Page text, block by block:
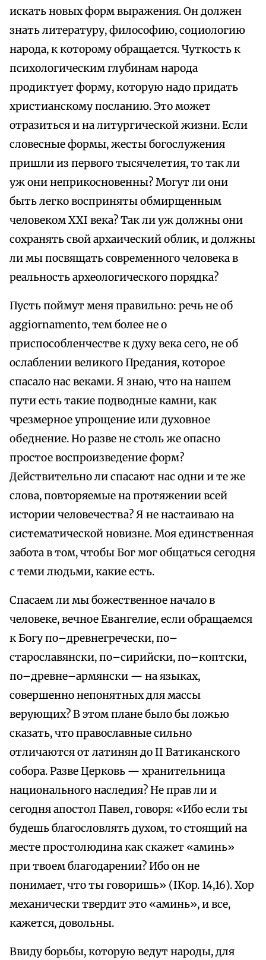
искать новых форм выражения. Он должен
знать литературу, философию, социологию
народа, к которому обращается. Чуткость к
психологическим глубинам народа
продиктует форму, которую надо придать
христианскому посланию. Это может
отразиться и на литургической жизни. Если
словесные формы, жесты богослужения
пришли из первого тысячелетия, то так ли
уж они неприкосновенны? Могут ли они
быть легко восприняты обмирщенным
человеком XXI века? Так ли уж должны они
сохранять свой архаический облик, и должны
ли мы посвящать современного человека в
реальность археологического порядка?
Пусть поймут меня правильно: речь не об
aggiornamento, тем более не о
приспособленчестве к духу века сего, не об
ослаблении великого Предания, которое
спасало нас веками. Я знаю, что на нашем
пути есть такие подводные камни, как
чрезмерное упрощение или духовное
обеднение. Но разве не столь же опасно
простое воспроизведение форм?
Действительно ли спасают нас одни и те же
слова, повторяемые на протяжении всей
истории человечества? Я не настаиваю на
систематической новизне. Моя единственная
забота в том, чтобы Бог мог общаться сегодня
с теми людьми, какие есть.
Спасаем ли мы божественное начало в
человеке, вечное Евангелие, если обращаемся
к Богу по–древнегречески, по–
старославянски, по–сирийски, по–коптски,
по–древне–армянски — на языках,
совершенно непонятных для массы
верующих? В этом плане было бы ложью
сказать, что православные сильно
отличаются от латинян до II Ватиканского
собора. Разве Церковь — хранительница
национального наследия? Не прав ли и
сегодня апостол Павел, говоря: «Ибо если ты
будешь благословлять духом, то стоящий на
месте простолюдина как скажет «аминь»
при твоем благодарении? Ибо он не
понимает, что ты говоришь» (IKop. 14,16). Хор
механически твердит это «аминь», и все,
кажется, довольны.
Ввиду борьбы, которую ведут народы, для